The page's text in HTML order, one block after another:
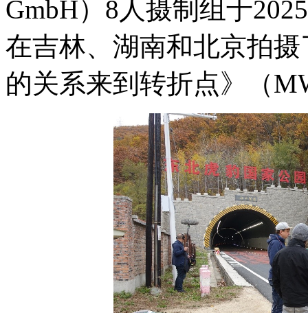
GmbH）8人摄制组于
在吉林、湖南和北京拍
的关系来到转折点》（